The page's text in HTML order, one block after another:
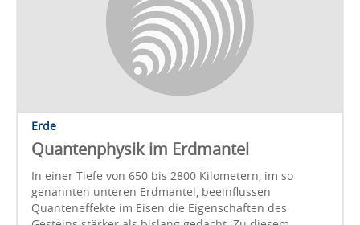
Erde
Quantenphysik im Erdmantel
In einer Tiefe von 650 bis 2800 Kilometern, im so
genannten unteren Erdmantel, beeinflussen
Quanteneffekte im Eisen die Eigenschaften des